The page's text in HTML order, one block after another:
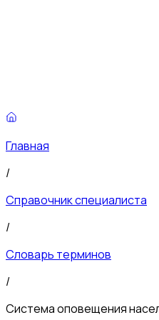
Главная
/
Справочник специалиста
/
Словарь терминов
/
Система оповещения